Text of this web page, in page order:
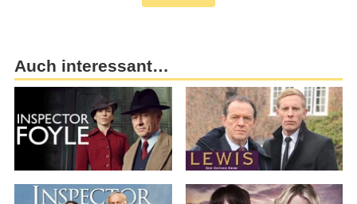
Auch interessant…